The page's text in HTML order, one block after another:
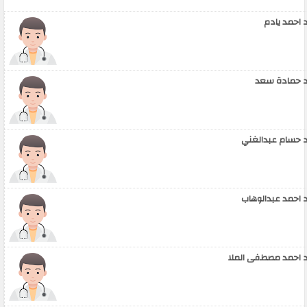
احمد يادم
حمادة سعد
حسام عبدالغني
احمد عبدالوهاب
احمد مصطفى الملا